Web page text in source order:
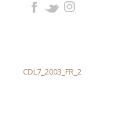
CDL7_2003_FR_2